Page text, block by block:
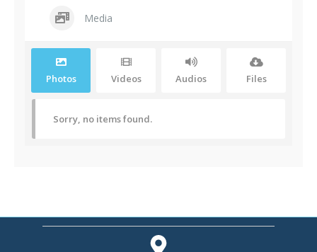
Media
Photos Videos Audios Files
Sorry, no items found.